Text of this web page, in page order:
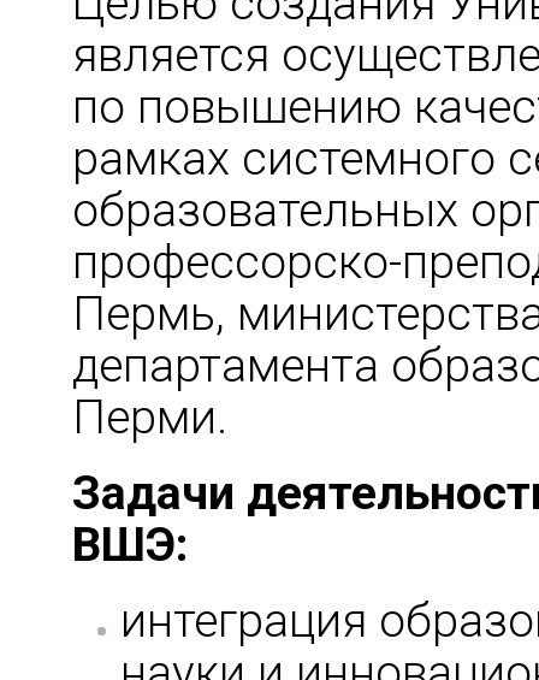
является
по повышению
рамках системного
образовательных
профессорско-
Пермь,
департамента
Перми.
Задачи
ВШЭ:
интеграция